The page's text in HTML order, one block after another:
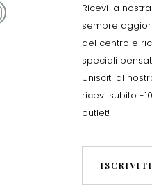
Ricevi la
sempre
del centro e
speciali
Unisciti al
ricevi subito -
outlet!
ISCRIVITI